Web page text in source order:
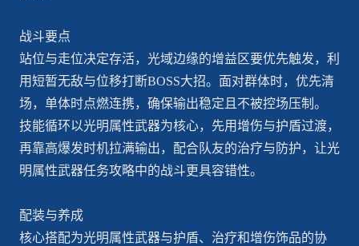
战斗要点
站位与走位决定存活，光域边缘的增益区要优先触发，利
用短暂无敌与位移打断BOSS大招。面对群体时，优先清
场，单体时点燃连携，确保输出稳定且不被控场压制。
技能循环以光明属性武器为核心，先用增伤与护盾过渡，
再靠高爆发时机拉满输出，配合队友的治疗与防护，让光
明属性武器任务攻略中的战斗更具容错性。
配装与养成
核心搭配为光明属性武器与护盾、治疗和增伤饰品的协